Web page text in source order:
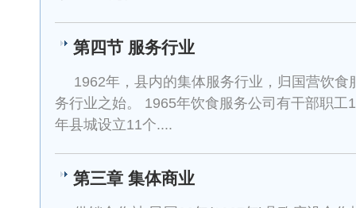
第四节 服务行业
1962年，县内的集体服务行业，归国营饮
务行业之始。 1965年饮食服务公司有干部职工
年县城设立11个....
第三章 集体商业